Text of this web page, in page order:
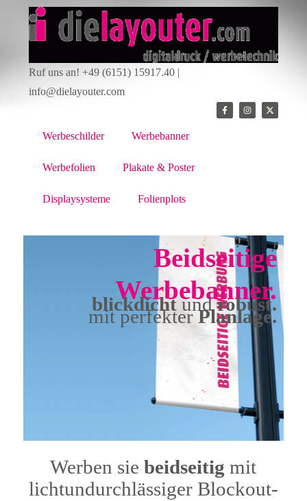
Ruf uns an! +49 (6151) 15917.40 |
info@dielayouter.com
Werbeschilder Werbebanner
Werbefolien Plakate & Poster
Displaysysteme Folienplots
Beidseitige
Werbebanner.
blickdichtundrobust.
mit perfekterPlanlage.
Werben siebeidseitigmit
lichtundurchlässiger Blockout-